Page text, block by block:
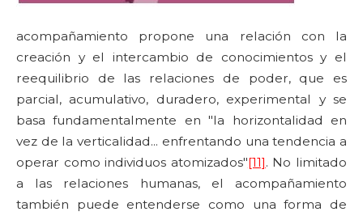
acompañamiento propone una relación con la
creación y el intercambio de conocimientos y el
reequilibrio de las relaciones de poder, que es
parcial, acumulativo, duradero, experimental y se
basa fundamentalmente en "la horizontalidad en
vez de la verticalidad... enfrentando una tendencia a
operar como individuos atomizados"[11]. No limitado
a las relaciones humanas, el acompañamiento
también puede entenderse como una forma de